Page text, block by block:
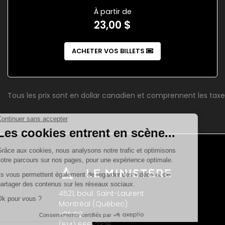
À partir de
23,00 $
ACHETER VOS BILLETS
Tous les prix sont en dollar canadien et comprennent les
4521, boul. Saint-Laurent
Montréal (Québec)
H2T 1R2